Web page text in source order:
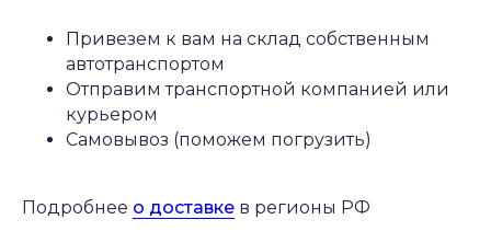
Привезем к вам на склад собственным
автотранспортом
Отправим транспортной компанией или
курьером
Самовывоз (поможем погрузить)
Подробнее о доставке в регионы РФ